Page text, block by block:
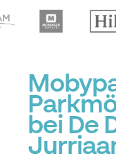
bei De